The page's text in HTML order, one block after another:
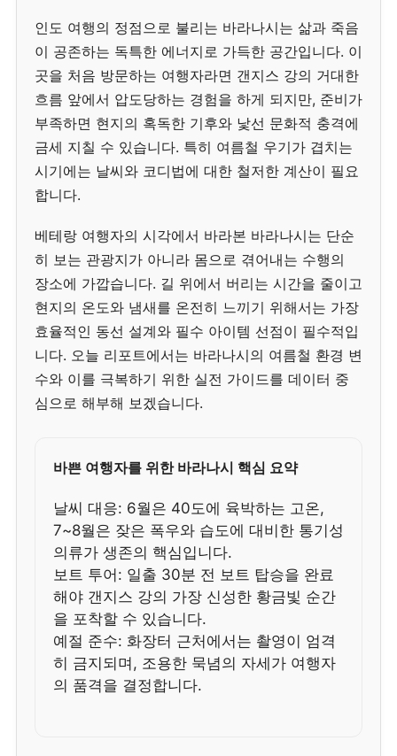
인도 여행의 정점으로 불리는 바라나시는 삶과 죽음
이 공존하는 독특한 에너지로 가득한 공간입니다. 이
곳을 처음 방문하는 여행자라면 갠지스 강의 거대한
흐름 앞에서 압도당하는 경험을 하게 되지만, 준비가
부족하면 현지의 혹독한 기후와 낯선 문화적 충격에
금세 지칠 수 있습니다. 특히 여름철 우기가 겹치는
시기에는 날씨와 코디법에 대한 철저한 계산이 필요
합니다.
베테랑 여행자의 시각에서 바라본 바라나시는 단순
히 보는 관광지가 아니라 몸으로 겪어내는 수행의
장소에 가깝습니다. 길 위에서 버리는 시간을 줄이고
현지의 온도와 냄새를 온전히 느끼기 위해서는 가장
효율적인 동선 설계와 필수 아이템 선점이 필수적입
니다. 오늘 리포트에서는 바라나시의 여름철 환경 변
수와 이를 극복하기 위한 실전 가이드를 데이터 중
심으로 해부해 보겠습니다.
바쁜 여행자를 위한 바라나시 핵심 요약
날씨 대응: 6월은 40도에 육박하는 고온,
7~8월은 잦은 폭우와 습도에 대비한 통기성
의류가 생존의 핵심입니다.
보트 투어: 일출 30분 전 보트 탑승을 완료
해야 갠지스 강의 가장 신성한 황금빛 순간
을 포착할 수 있습니다.
예절 준수: 화장터 근처에서는 촬영이 엄격
히 금지되며, 조용한 묵념의 자세가 여행자
의 품격을 결정합니다.